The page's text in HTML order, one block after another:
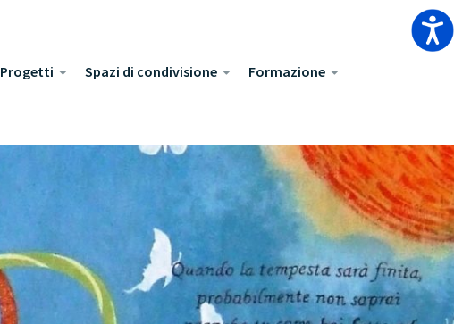
Progetti Spazi di condivisione Formazione